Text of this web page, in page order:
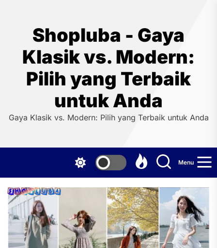
Shopluba - Gaya
Klasik vs. Modern:
Pilih yang Terbaik
untuk Anda
Gaya Klasik vs. Modern: Pilih yang Terbaik untuk Anda
Menu